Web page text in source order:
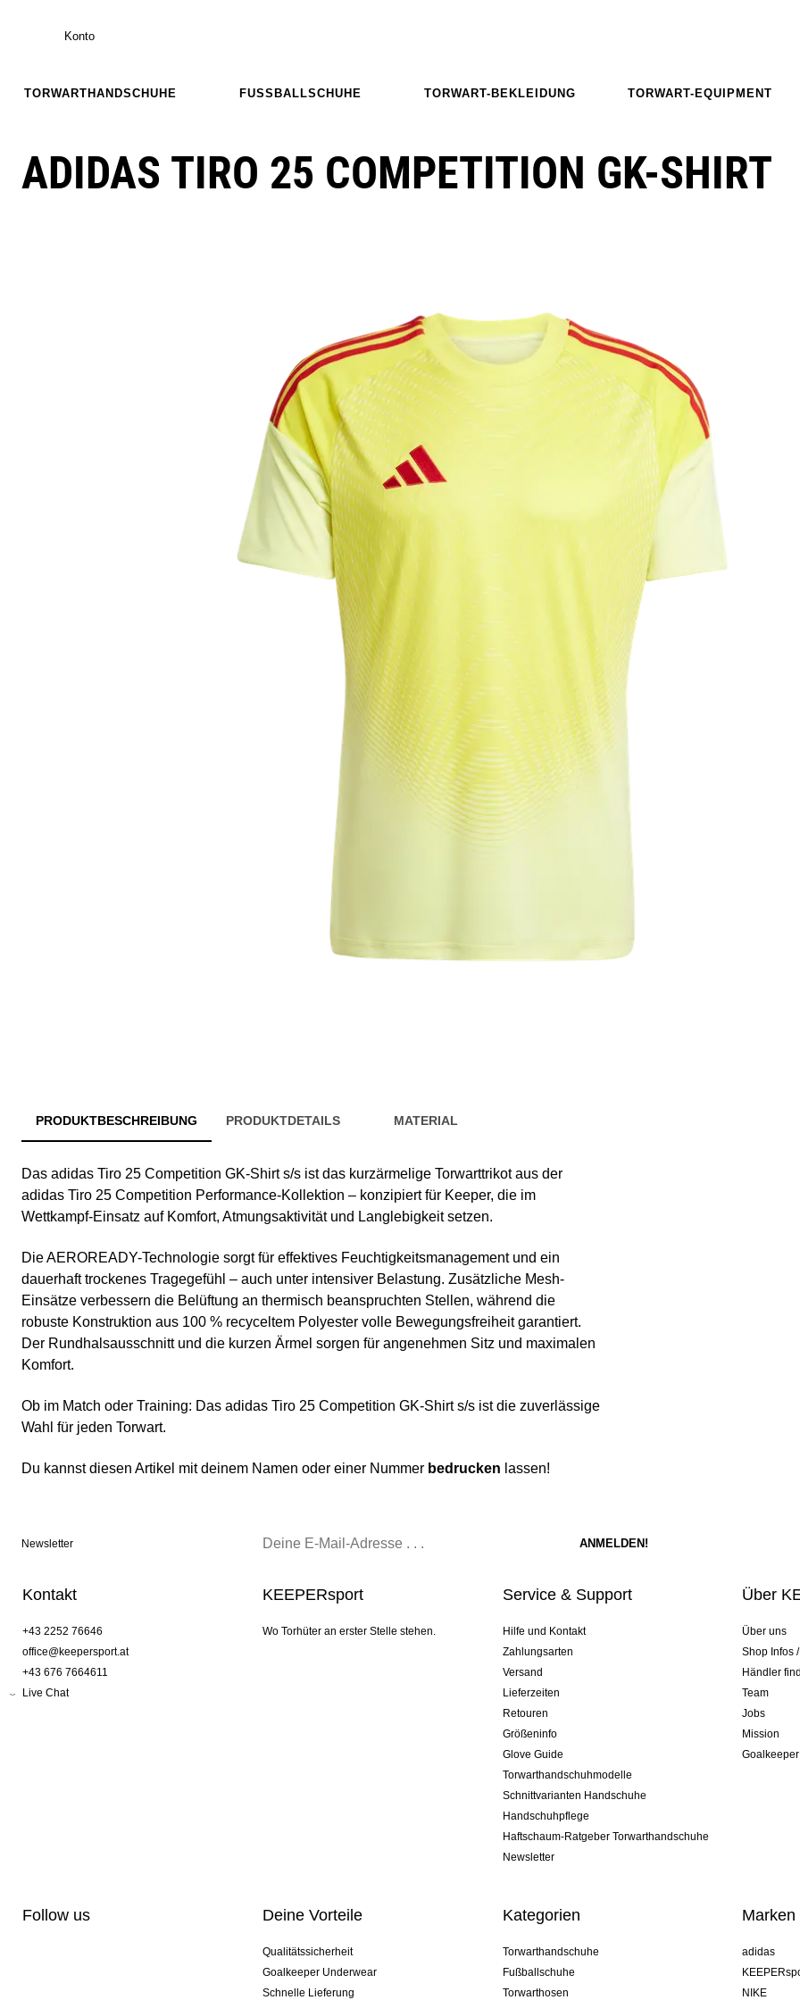
Konto
TORWARTHANDSCHUHE FUSSBALLSCHUHE TORWART-BEKLEIDUNG TORWART-EQUIPMENT
ADIDAS TIRO 25 COMPETITION GK-SHIRT
PRODUKTBESCHREIBUNG PRODUKTDETAILS MATERIAL
Das adidas Tiro 25 Competition GK-Shirt s/s ist das kurzärmelige Torwarttrikot aus der
adidas Tiro 25 Competition Performance-Kollektion – konzipiert für Keeper, die im
Wettkampf-Einsatz auf Komfort, Atmungsaktivität und Langlebigkeit setzen.
Die AEROREADY-Technologie sorgt für effektives Feuchtigkeitsmanagement und ein
dauerhaft trockenes Tragegefühl – auch unter intensiver Belastung. Zusätzliche Mesh-
Einsätze verbessern die Belüftung an thermisch beanspruchten Stellen, während die
robuste Konstruktion aus 100 % recyceltem Polyester volle Bewegungsfreiheit garantiert.
Der Rundhalsausschnitt und die kurzen Ärmel sorgen für angenehmen Sitz und maximalen
Komfort.
Ob im Match oder Training: Das adidas Tiro 25 Competition GK-Shirt s/s ist die zuverlässige
Wahl für jeden Torwart.
Du kannst diesen Artikel mit deinem Namen oder einer Nummer bedrucken lassen!
Newsletter
Kontakt
+43 2252 76646
office@keepersport.at
+43 676 7664611
Live Chat
KEEPERsport
Wo Torhüter an erster Stelle stehen.
Service & Support
Hilfe und Kontakt
Zahlungsarten
Versand
Lieferzeiten
Retouren
Größeninfo
Glove Guide
Torwarthandschuhmodelle
Schnittvarianten Handschuhe
Handschuhpflege
Haftschaum-Ratgeber Torwarthandschuhe
Newsletter
Über
Über uns
Shop Infos
Händler
Team
Jobs
Mission
Follow us Deine Vorteile
Qualitätssicherheit
Goalkeeper Underwear
Schnelle Lieferung
Kategorien
Torwarthandschuhe
Fußballschuhe
Torwarthosen
Marken
adidas
NIKE